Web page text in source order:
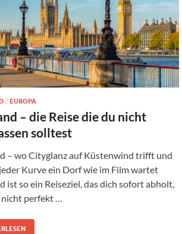
/ EUROPA
– die Reise die du nicht
solltest
– wo Cityglanz auf Küstenwind trifft und
Kurve ein Dorf wie im Film wartet
ist so ein Reiseziel, das dich sofort abholt,
nicht perfekt …